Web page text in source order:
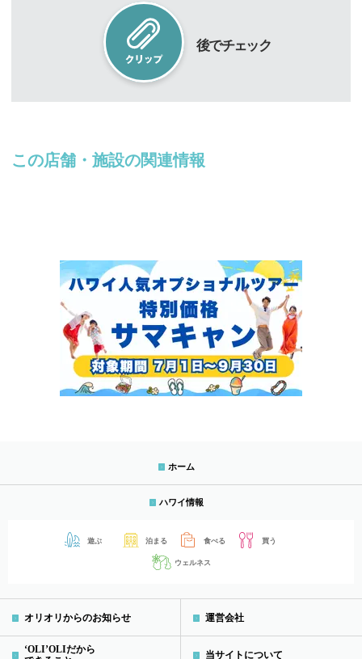
後でチェック
この店舗・施設の関連情報
ホーム
ハワイ情報
遊ぶ 泊まる 食べる 買う
ウェルネス
オリオリからのお知らせ
‘OLI’OLIだから
運営会社
当サイトについて